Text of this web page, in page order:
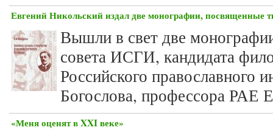
Евгений Никольский издал две монографии, посвященные
Вышли в свет две
совета ИСГИ, кандидата
Российского православного
Богослова, профессора РАЕ
«Меня оценят в XXI веке»